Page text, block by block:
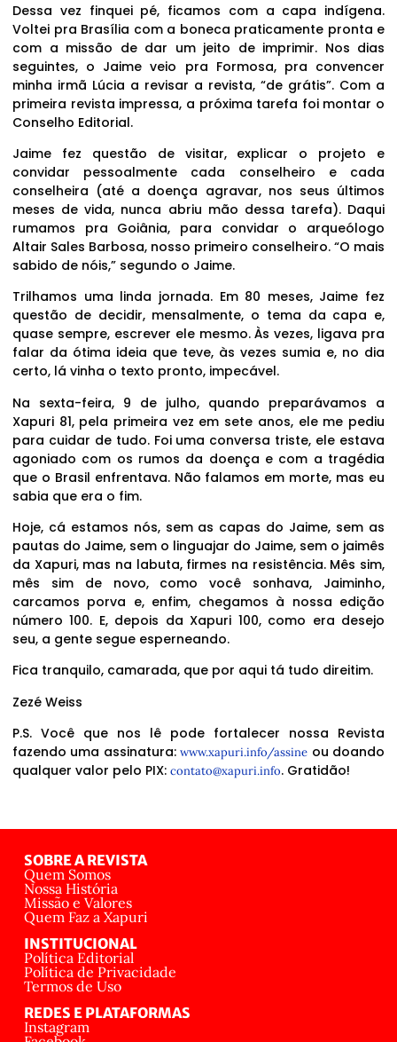
Dessa vez finquei pé, ficamos com a capa indígena.
Voltei pra Brasília com a boneca praticamente pronta e
com a missão de dar um jeito de imprimir. Nos dias
seguintes, o Jaime veio pra Formosa, pra convencer
minha irmã Lúcia a revisar a revista, “de grátis”. Com a
primeira revista impressa, a próxima tarefa foi montar o
Conselho Editorial.
Jaime fez questão de visitar, explicar o projeto e
convidar pessoalmente cada conselheiro e cada
conselheira (até a doença agravar, nos seus últimos
meses de vida, nunca abriu mão dessa tarefa). Daqui
rumamos pra Goiânia, para convidar o arqueólogo
Altair Sales Barbosa, nosso primeiro conselheiro. “O mais
sabido de nóis,” segundo o Jaime.
Trilhamos uma linda jornada. Em 80 meses, Jaime fez
questão de decidir, mensalmente, o tema da capa e,
quase sempre, escrever ele mesmo. Às vezes, ligava pra
falar da ótima ideia que teve, às vezes sumia e, no dia
certo, lá vinha o texto pronto, impecável.
Na sexta-feira, 9 de julho, quando preparávamos a
Xapuri 81, pela primeira vez em sete anos, ele me pediu
para cuidar de tudo. Foi uma conversa triste, ele estava
agoniado com os rumos da doença e com a tragédia
que o Brasil enfrentava. Não falamos em morte, mas eu
sabia que era o fim.
Hoje, cá estamos nós, sem as capas do Jaime, sem as
pautas do Jaime, sem o linguajar do Jaime, sem o jaimês
da Xapuri, mas na labuta, firmes na resistência. Mês sim,
mês sim de novo, como você sonhava, Jaiminho,
carcamos porva e, enfim, chegamos à nossa edição
número 100. E, depois da Xapuri 100, como era desejo
seu, a gente segue esperneando.
Fica tranquilo, camarada, que por aqui tá tudo direitim.
Zezé Weiss
P.S. Você que nos lê pode fortalecer nossa Revista
fazendo uma assinatura:www.xapuri.info/assine ou doando
qualquer valor pelo PIX: contato@xapuri.info. Gratidão!
SOBRE A REVISTA
Quem Somos
Nossa História
Missão e Valores
Quem Faz a Xapuri
INSTITUCIONAL
Política Editorial
Política de Privacidade
Termos de Uso
REDES E PLATAFORMAS
Instagram